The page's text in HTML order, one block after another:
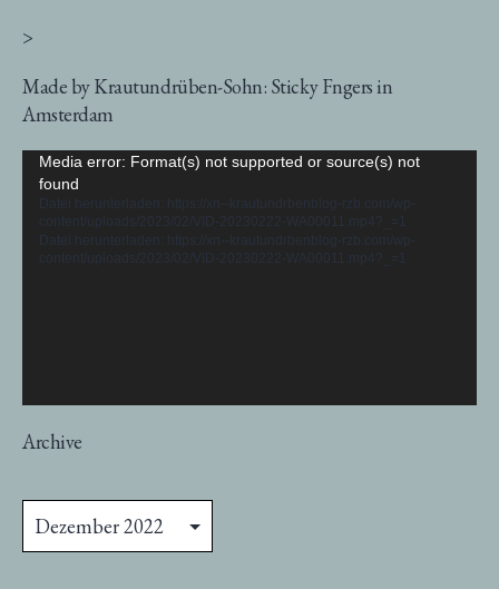
>
Made by Krautundrüben-Sohn: Sticky Fngers in
Amsterdam
Video-
Player
Media error: Format(s) not supported or source(s) not
found
Datei herunterladen: https://xn--krautundrbenblog-rzb.com/wp-
content/uploads/2023/02/VID-20230222-WA00011.mp4?_=1
Datei herunterladen: https://xn--krautundrbenblog-rzb.com/wp-
content/uploads/2023/02/VID-20230222-WA00011.mp4?_=1
Archive